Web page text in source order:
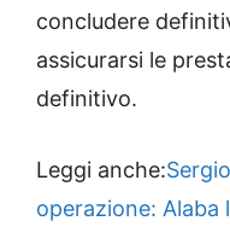
concludere
assicurarsi le
definitivo.
Leggi anche:
operazione: Alaba